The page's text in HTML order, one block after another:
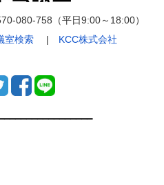
080-758（平日9:00～18:00）
室検索| KCC株式会社